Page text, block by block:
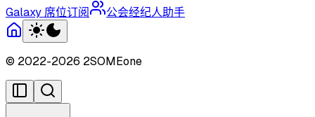
Galaxy 席位订阅
公会经纪人助手
© 2022-2026 2SOMEone